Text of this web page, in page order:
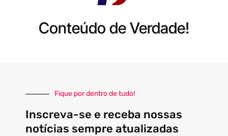
Conteúdo de Verdade!
Fique por dentro de tudo!
Inscreva-se e receba nossas
notícias sempre atualizadas